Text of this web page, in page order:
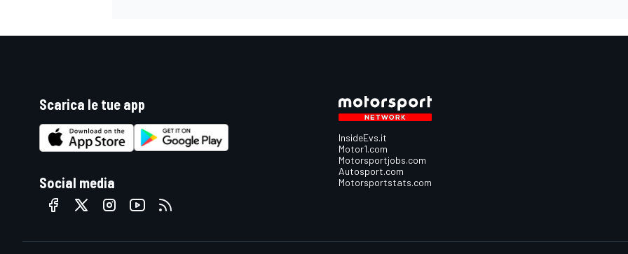
ENDURANCE/GT
Scarica le tue app
Social media
InsideEvs.it
Motor1.com
Motorsportjobs.com
Autosport.com
Motorsportstats.com